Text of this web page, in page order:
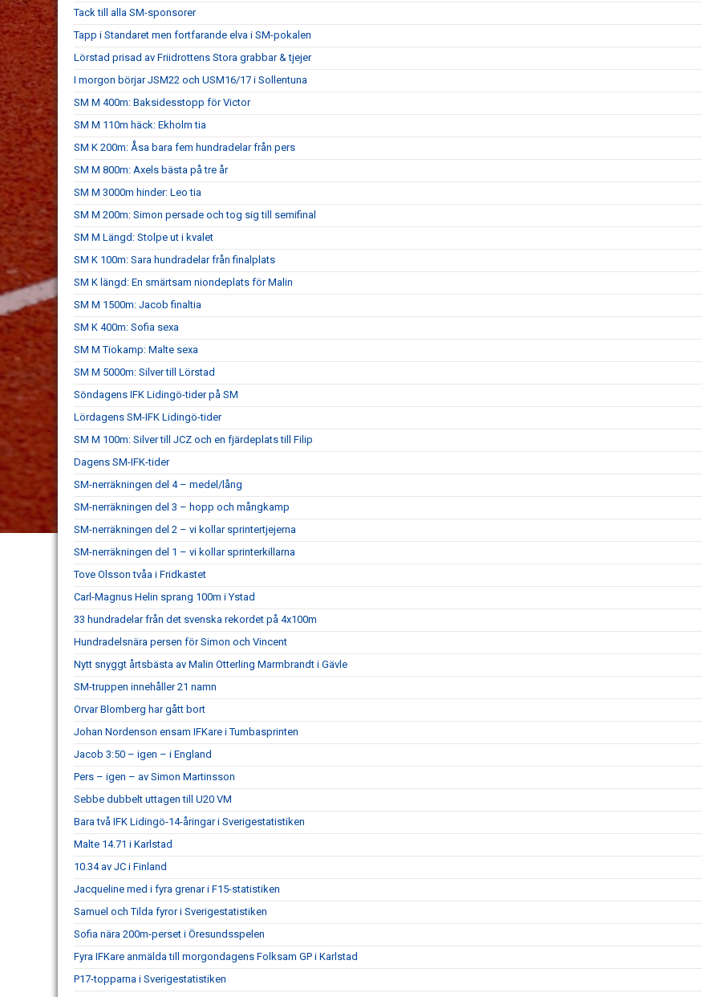
Tack till alla SM-sponsorer
Tapp i Standaret men fortfarande elva i SM-pokalen
Lörstad prisad av Friidrottens Stora grabbar & tjejer
I morgon börjar JSM22 och USM16/17 i Sollentuna
SM M 400m: Baksidesstopp för Victor
SM M 110m häck: Ekholm tia
SM K 200m: Åsa bara fem hundradelar från pers
SM M 800m: Axels bästa på tre år
SM M 3000m hinder: Leo tia
SM M 200m: Simon persade och tog sig till semifinal
SM M Längd: Stolpe ut i kvalet
SM K 100m: Sara hundradelar från finalplats
SM K längd: En smärtsam niondeplats för Malin
SM M 1500m: Jacob finaltia
SM K 400m: Sofia sexa
SM M Tiokamp: Malte sexa
SM M 5000m: Silver till Lörstad
Söndagens IFK Lidingö-tider på SM
Lördagens SM-IFK Lidingö-tider
SM M 100m: Silver till JCZ och en fjärdeplats till Filip
Dagens SM-IFK-tider
SM-nerräkningen del 4 – medel/lång
SM-nerräkningen del 3 – hopp och mångkamp
SM-nerräkningen del 2 – vi kollar sprintertjejerna
SM-nerräkningen del 1 – vi kollar sprinterkillarna
Tove Olsson tvåa i Fridkastet
Carl-Magnus Helin sprang 100m i Ystad
33 hundradelar från det svenska rekordet på 4x100m
Hundradelsnära persen för Simon och Vincent
Nytt snyggt årtsbästa av Malin Otterling Marmbrandt i Gävle
SM-truppen innehåller 21 namn
Orvar Blomberg har gått bort
Johan Nordenson ensam IFKare i Tumbasprinten
Jacob 3:50 – igen – i England
Pers – igen – av Simon Martinsson
Sebbe dubbelt uttagen till U20 VM
Bara två IFK Lidingö-14-åringar i Sverigestatistiken
Malte 14.71 i Karlstad
10.34 av JC i Finland
Jacqueline med i fyra grenar i F15-statistiken
Samuel och Tilda fyror i Sverigestatistiken
Sofia nära 200m-perset i Öresundsspelen
Fyra IFKare anmälda till morgondagens Folksam GP i Karlstad
P17-topparna i Sverigestatistiken